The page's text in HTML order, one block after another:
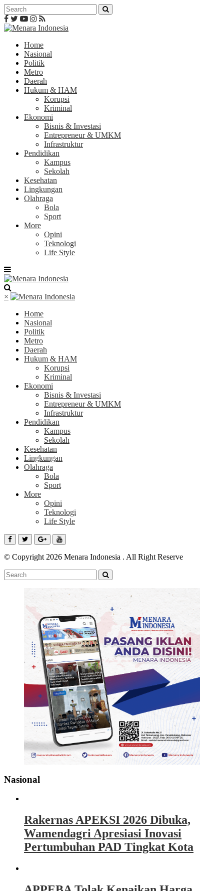
Home
Nasional
Politik
Metro
Daerah
Hukum & HAM
Korupsi
Kriminal
Ekonomi
Bisnis & Investasi
Entrepreneur & UMKM
Infrastruktur
Pendidikan
Kampus
Sekolah
Kesehatan
Lingkungan
Olahraga
Bola
Sport
More
Opini
Teknologi
Life Style
×
Home
Nasional
Politik
Metro
Daerah
Hukum & HAM
Korupsi
Kriminal
Ekonomi
Bisnis & Investasi
Entrepreneur & UMKM
Infrastruktur
Pendidikan
Kampus
Sekolah
Kesehatan
Lingkungan
Olahraga
Bola
Sport
More
Opini
Teknologi
Life Style
© Copyright 2026 Menara Indonesia . All Right Reserve
Nasional
Rakernas APEKSI 2026 Dibuka,
Wamendagri Apresiasi Inovasi
Pertumbuhan PAD Tingkat Kota